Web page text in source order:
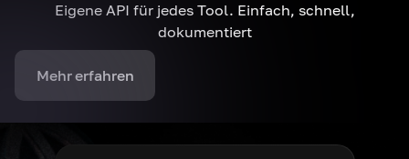
Eigene API für jedes Tool. Einfach, schnell,
dokumentiert
Mehr erfahren